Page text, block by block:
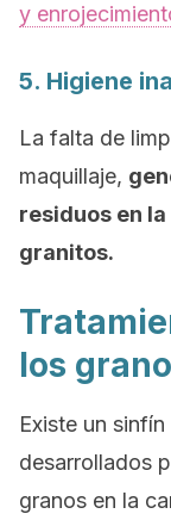
y
5. Higiene
La falta de
maquillaje,
residuos en
granitos.
los
Existe un
desarrollados
granos en la